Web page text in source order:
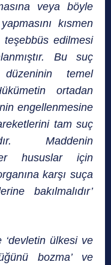
veya böyle
kısmen
edilmesi
Bu suç
temel
ortadan
engellenmesine
tam suç
Maddenin
hususlar için
karşı suça
bakılmalıdır’
‘devletin ülkesi ve
bozma’ ve